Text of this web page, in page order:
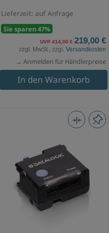
Lieferzeit: auf Anfrage
Sie sparen 47%
UVP 414,00 € 219,00 €
zzgl. MwSt., zzgl. Versandkosten
→ Anmelden für Händlerpreise
In den Warenkorb